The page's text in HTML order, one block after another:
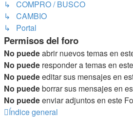
↳ COMPRO / BUSCO
↳ CAMBIO
↳ Portal
Permisos del foro
No puedeabrir nuevos temas en
No puede responder a temas en
No puedeeditar sus mensajes en
No puedeborrar sus mensajes en
No puedeenviar adjuntos en este
Índice general